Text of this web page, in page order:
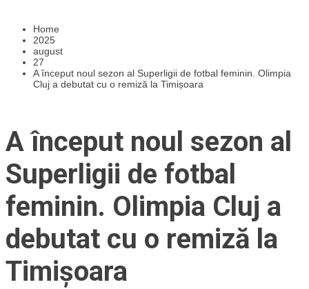
Home
2025
august
27
A început noul sezon al Superligii de fotbal feminin. Olimpia
Cluj a debutat cu o remiză la Timișoara
A început noul sezon al
Superligii de fotbal
feminin. Olimpia Cluj a
debutat cu o remiză la
Timișoara